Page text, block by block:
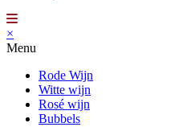
×
Menu
Rode Wijn
Witte wijn
Rosé wijn
Bubbels